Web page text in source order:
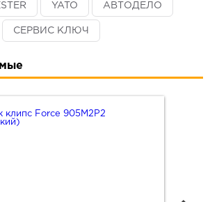
YATO АВТОДЕЛО
СЕРВИС КЛЮЧ